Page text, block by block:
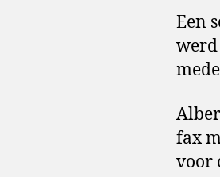
Een
werd
fax
voor